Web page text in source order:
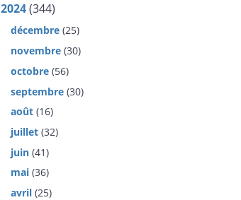
2024(344)
décembre (25)
novembre (30)
octobre (56)
septembre (30)
août (16)
juillet (32)
juin (41)
mai (36)
avril (25)